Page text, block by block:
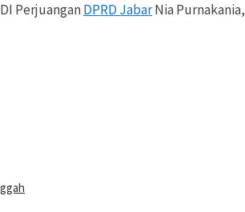
PerjuanganDPRD JabarNia Purnakania,